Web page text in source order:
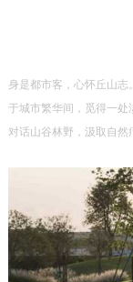
身是都市客，心怀丘山志。
于城市繁华间，觅得一处
对话山谷林野，汲取自然